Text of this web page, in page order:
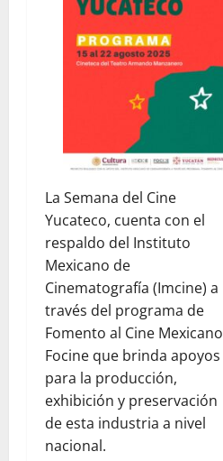
La Semana del Cine
Yucateco, cuenta con el
respaldo del Instituto
Mexicano de
Cinematografía (Imcine) a
través del programa de
Fomento al Cine Mexicano
Focine que brinda apoyos
para la producción,
exhibición y preservación
de esta industria a nivel
nacional.